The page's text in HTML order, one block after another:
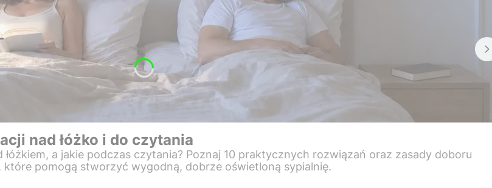
nad łóżko i do czytania
a jakie podczas czytania? Poznaj 10 praktycznych rozwiązań oraz zasady doboru
które pomogą stworzyć wygodną, dobrze oświetloną sypialnię.